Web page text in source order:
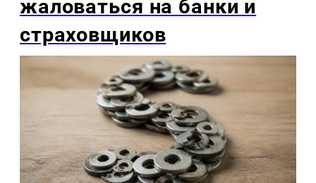
жаловаться на банки и
страховщиков